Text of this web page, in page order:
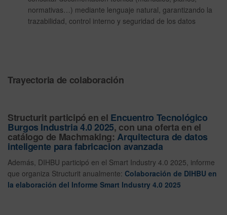
normativas…) mediante lenguaje natural, garantizando la
trazabilidad, control interno y seguridad de los datos
Trayectoria de colaboración
Structurit participó en el Encuentro Tecnológico
Burgos Industria 4.0 2025, con una oferta en el
catálogo de Machmaking:Arquitectura de datos
inteligente para fabricacion avanzada
Además, DIHBU participó en el Smart Industry 4.0 2025, informe
que organiza Structurit anualmente: Colaboración de DIHBU en
la elaboración del Informe Smart Industry 4.0 2025